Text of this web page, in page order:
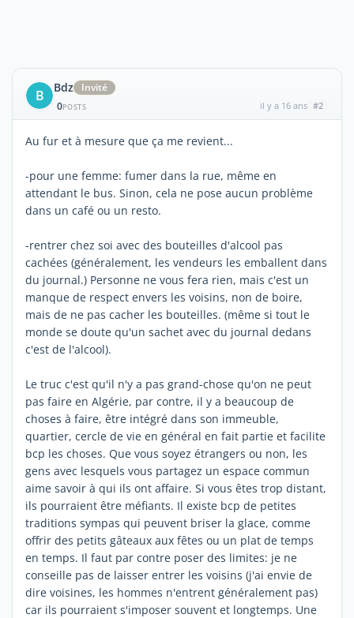
B Bdz
Invité
0POSTS il y a 16 ans #2
Au fur et à mesure que ça me revient...
-pour une femme: fumer dans la rue, même en
attendant le bus. Sinon, cela ne pose aucun problème
dans un café ou un resto.
-rentrer chez soi avec des bouteilles d'alcool pas
cachées (généralement, les vendeurs les emballent dans
du journal.) Personne ne vous fera rien, mais c'est un
manque de respect envers les voisins, non de boire,
mais de ne pas cacher les bouteilles. (même si tout le
monde se doute qu'un sachet avec du journal dedans
c'est de l'alcool).
Le truc c'est qu'il n'y a pas grand-chose qu'on ne peut
pas faire en Algérie, par contre, il y a beaucoup de
choses à faire, être intégré dans son immeuble,
quartier, cercle de vie en général en fait partie et facilite
bcp les choses. Que vous soyez étrangers ou non, les
gens avec lesquels vous partagez un espace commun
aime savoir à qui ils ont affaire. Si vous êtes trop distant,
ils pourraient être méfiants. Il existe bcp de petites
traditions sympas qui peuvent briser la glace, comme
offrir des petits gâteaux aux fêtes ou un plat de temps
en temps. Il faut par contre poser des limites: je ne
conseille pas de laisser entrer les voisins (j'ai envie de
dire voisines, les hommes n'entrent généralement pas)
car ils pourraient s'imposer souvent et longtemps. Une